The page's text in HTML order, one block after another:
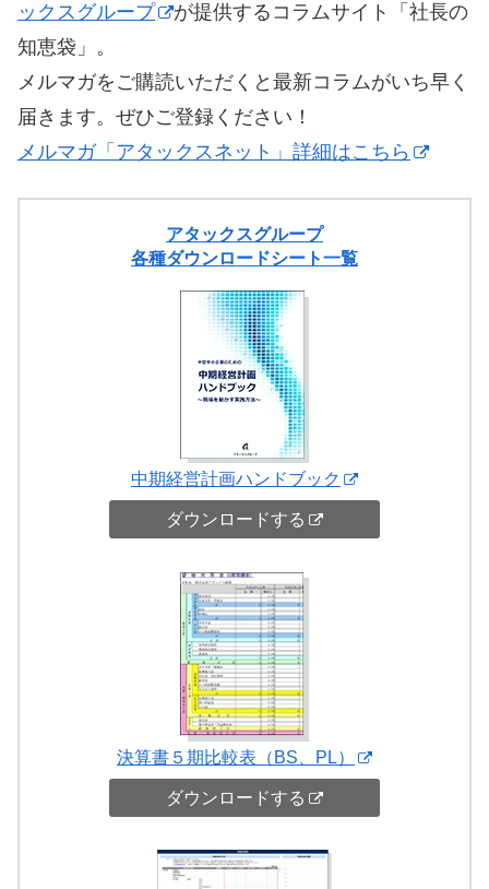
ックスグループ
が提供するコラムサイト「社長の
知恵袋」。
メルマガをご購読いただくと最新コラムがいち早く
届きます。ぜひご登録ください！
メルマガ「アタックスネット」詳細はこちら
アタックスグループ
各種ダウンロードシート一覧
中期経営計画ハンドブック
ダウンロードする
決算書５期比較表（BS、PL）
ダウンロードする